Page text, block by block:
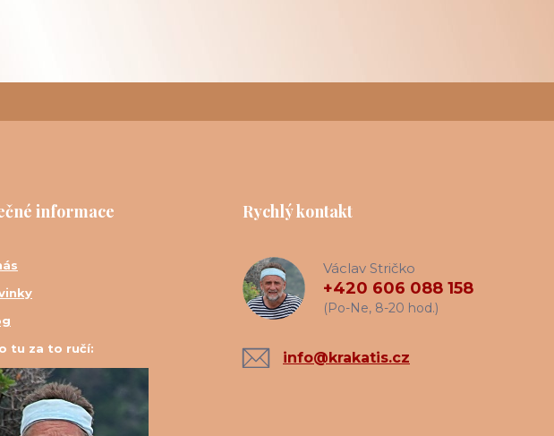
informace
tu za to ručí:
Rychlý kontakt
Václav Stričko
+420 606 088 158
(Po-Ne, 8-20 hod.)
info@krakatis.cz